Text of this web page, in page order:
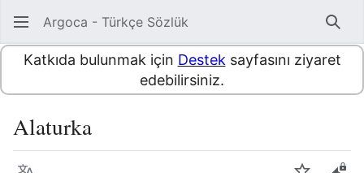
Argoca - Türkçe Sözlük Ara
Katkıda bulunmak için Destek sayfasını ziyaret
edebilirsiniz.
Alaturka